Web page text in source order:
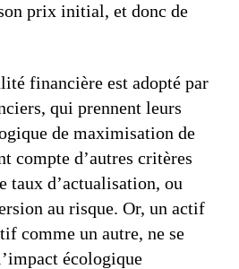
prix initial, et donc de
financière est adopté par
qui prennent leurs
de maximisation de
compte d’autres critères
taux d’actualisation, ou
au risque. Or, un actif
comme un autre, ne se
écologique